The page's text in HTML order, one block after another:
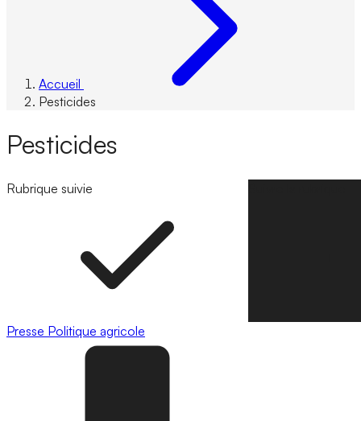
Accueil
Pesticides
Pesticides
Rubrique suivie
Presse Politique agricole